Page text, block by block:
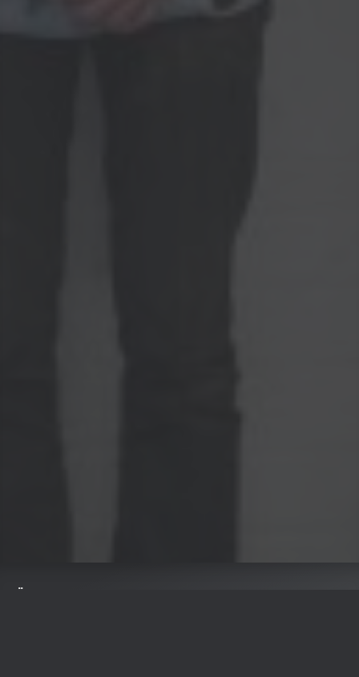
Ähnliche Künstler wie Little Green Cars